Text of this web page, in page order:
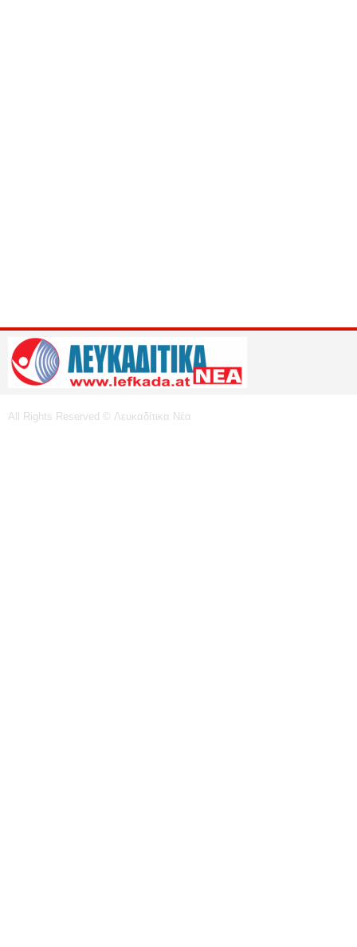
All Rights Reserved © Λευκαδίτικα Νέα